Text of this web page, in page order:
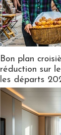
Bon plan
réduction sur
les départs